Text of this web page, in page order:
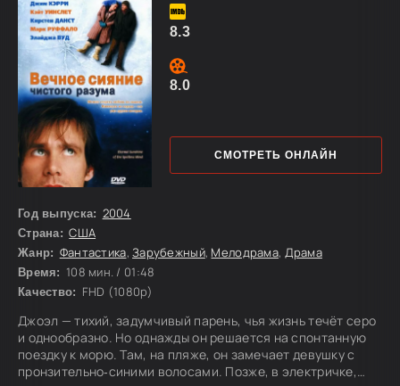
Год выпуска: 2004
Страна: США
Жанр: Фантастика,Зарубежный, Мелодрама, Драма
Время: 108 мин. / 01:48
Качество: FHD (1080p)
Джоэл — тихий, задумчивый парень, чья жизнь течёт серо
и однообразно. Но однажды он решается на спонтанную
поездку к морю. Там, на пляже, он замечает девушку с
пронзительно‑синими волосами. Позже, в электричке,
СМОТРЕТЬ ОНЛАЙН
8.3
8.0